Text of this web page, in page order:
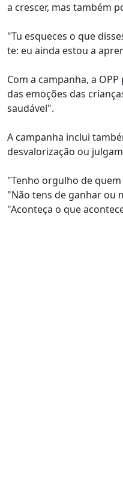
a crescer, mas também
"Tu esqueces o que
te: eu ainda estou a
Com a campanha, a
das emoções das
saudável".
A campanha inclui
desvalorização ou
"Tenho orgulho de
"Não tens de ganhar ou
"Aconteça o que